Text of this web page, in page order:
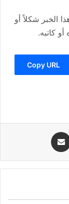
الخبر شكلاً أو
كاتبه.
Copy URL